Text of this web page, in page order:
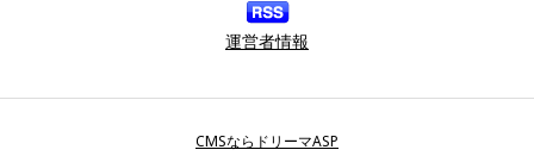
運営者情報
CMSならドリーマASP